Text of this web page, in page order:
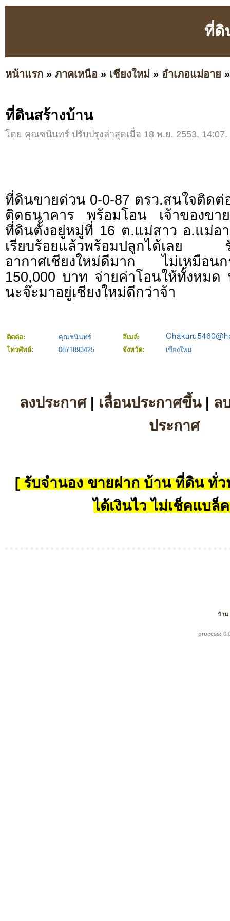
ที่ดิ
หน้าแรก » ภาคเหนือ » เชียงใหม่ » อำเภอแม่อาย
ที่ดินสร้างบ้าน
โดย คุณชนินทร์ ปรับปรุงล่าสุดเมื่อ 18 พ.ย. 2553, 14:07.
ที่ดินขายด่วน 0-0-87 ตรว.สนใจติดต่
ติดธนาคาร พร้อมโอน เจ้าของขาย
ที่ดินตั้งอยู่หมู่ที่ 16 ต.แม่สาว อ.แม่อ
เรียบร้อยแล้วพร้อมปลูกได้เลย รั
อากาศเชียงใหม่ดีมาก ไม่เหมือ
150,000 บาท จ่ายค่าโอนให้ทั้งหมด
นะจ๊ะมาอยู่เชียงใหม่ดีกว่าจ้า
ติดต่อ: คุณชนินทร์
อีเมล์:
โทรศัพย์:
0871893425 จังหวัด: เชียงใหม่
ลงประกาศ| เลื่อนประกาศขึ้น| ล
ประกาศ
[ รับจำนอง ขายฝาก บ้าน ที่ดิน ทั่ว
ได้เงินไว ไม่เช็คแบล็
บ้าน
process: